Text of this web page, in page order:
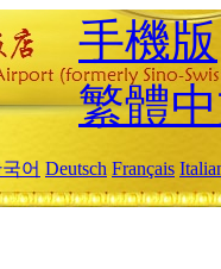
手機版
繁體
어 Deutsch Français